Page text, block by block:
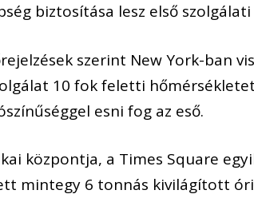
biztosítása lesz első
szerint New York-ban
10 fok feletti
esni fog az eső.
központja, a Times Square
mintegy 6 tonnás kivilágított